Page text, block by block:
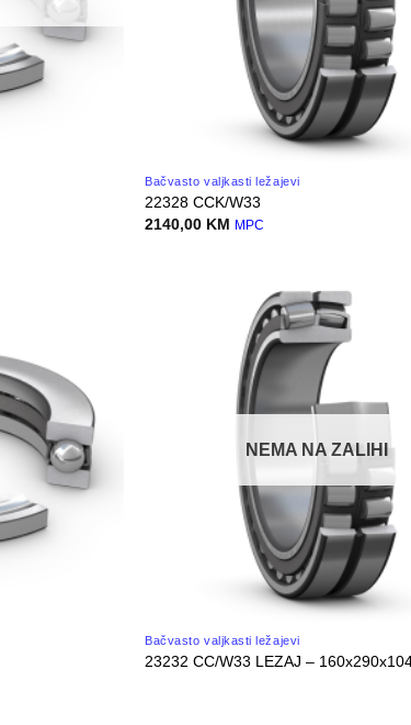
Bačvasto valjkasti ležajevi
22328 CCK/W33
2140,00 KM MPC
NEMA NA ZALIHI
Bačvasto valjkasti ležajevi
23232 CC/W33 LEZAJ –